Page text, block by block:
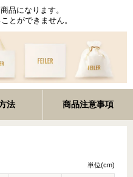
商品になります。
とができません。
法 商品注意事項
単位(cm)